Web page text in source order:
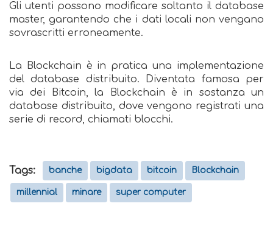
Gli utenti possono modificare soltanto il database
master, garantendo che i dati locali non vengano
sovrascritti erroneamente.
La Blockchain è in pratica una implementazione
del database distribuito. Diventata famosa per
via dei Bitcoin, la Blockchain è in sostanza un
database distribuito, dove vengono registrati una
serie di record, chiamati blocchi.
Tags: banche bigdata bitcoin Blockchain
millennial minare super computer